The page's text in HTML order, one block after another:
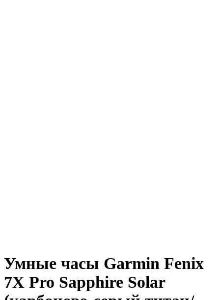
Умные часы Garmin Fenix
7X Pro Sapphire Solar